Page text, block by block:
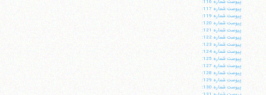
پيوست شماره 116:
پيوست شماره 117:
پيوست شماره 119:
پيوست شماره 120:
پيوست شماره 121:
پيوست شماره 122:
پيوست شماره 123:
پيوست شماره 124:
پيوست شماره 125:
پيوست شماره 127:
پيوست شماره 128:
پيوست شماره 129:
پيوست شماره 130: